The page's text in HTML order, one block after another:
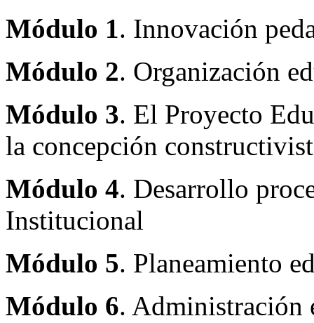
Módulo 1. Innovación
Módulo 2. Organización
Módulo 3. El Proyecto
la concepción
Módulo 4. Desarrollo
Institucional
Módulo 5. Planeamiento
Módulo 6. Administración